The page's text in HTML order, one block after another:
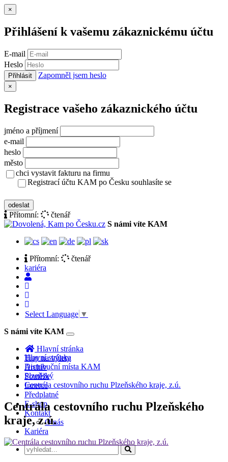
×
Přihlášení k vašemu zákaznickému účtu
E-mail
Heslo
Přihlásit Zapomněl jsem heslo
×
Registrace vašeho zákaznického účtu
jméno a příjmení
e-mail
heslo
město
chci vystavit fakturu na firmu
Registrací účtu KAM po Česku souhlasíte se
odeslat
Přítomní:
čtenář
S námi víte KAM
Přítomní:
čtenář
kariéra
Select Language ▼
S námi víte KAM
Toggle
navigation
Hlavní stránka
Tipy na výlety
Archiv
Soutěže
Inzerce
Předplatné
E-shop
Kontakt
O nás
Kariéra
Hlavní stránka
Distribuční místa KAM
Plzeňský
Centrála cestovního ruchu Plzeňského kraje, z.ú.
Centrála cestovního ruchu Plzeňského
kraje, z.ú.